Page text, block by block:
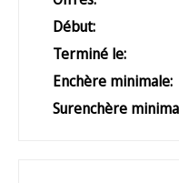
Début:
Terminé le:
Enchère minimale:
Surenchère